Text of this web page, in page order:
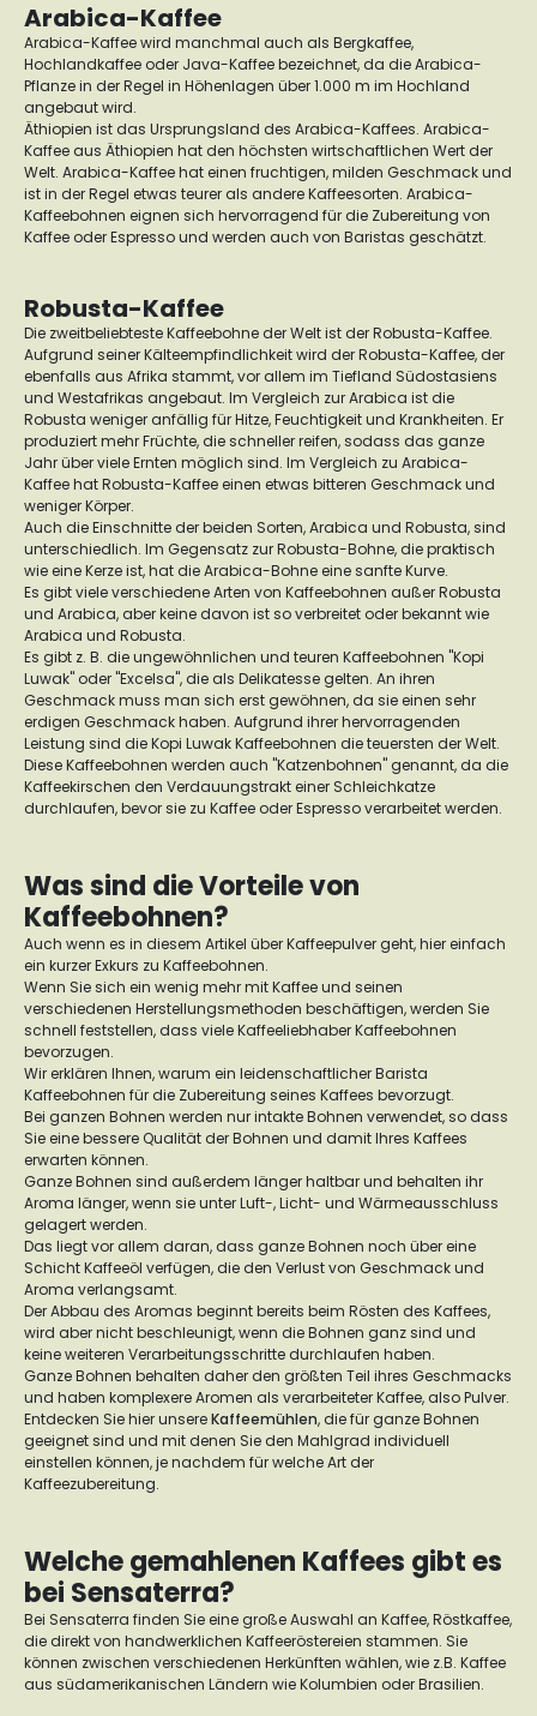
Arabica-Kaffee
Arabica-Kaffee wird manchmal auch als Bergkaffee,
Hochlandkaffee oder Java-Kaffee bezeichnet, da die Arabica-
Pflanze in der Regel in Höhenlagen über 1.000 m im Hochland
angebaut wird.
Äthiopien ist das Ursprungsland des Arabica-Kaffees. Arabica-
Kaffee aus Äthiopien hat den höchsten wirtschaftlichen Wert der
Welt. Arabica-Kaffee hat einen fruchtigen, milden Geschmack und
ist in der Regel etwas teurer als andere Kaffeesorten. Arabica-
Kaffeebohnen eignen sich hervorragend für die Zubereitung von
Kaffee oder Espresso und werden auch von Baristas geschätzt.
Robusta-Kaffee
Die zweitbeliebteste Kaffeebohne der Welt ist der Robusta-Kaffee.
Aufgrund seiner Kälteempfindlichkeit wird der Robusta-Kaffee, der
ebenfalls aus Afrika stammt, vor allem im Tiefland Südostasiens
und Westafrikas angebaut. Im Vergleich zur Arabica ist die
Robusta weniger anfällig für Hitze, Feuchtigkeit und Krankheiten. Er
produziert mehr Früchte, die schneller reifen, sodass das ganze
Jahr über viele Ernten möglich sind. Im Vergleich zu Arabica-
Kaffee hat Robusta-Kaffee einen etwas bitteren Geschmack und
weniger Körper.
Auch die Einschnitte der beiden Sorten, Arabica und Robusta, sind
unterschiedlich. Im Gegensatz zur Robusta-Bohne, die praktisch
wie eine Kerze ist, hat die Arabica-Bohne eine sanfte Kurve.
Es gibt viele verschiedene Arten von Kaffeebohnen außer Robusta
und Arabica, aber keine davon ist so verbreitet oder bekannt wie
Arabica und Robusta.
Es gibt z. B. die ungewöhnlichen und teuren Kaffeebohnen "Kopi
Luwak" oder "Excelsa", die als Delikatesse gelten. An ihren
Geschmack muss man sich erst gewöhnen, da sie einen sehr
erdigen Geschmack haben. Aufgrund ihrer hervorragenden
Leistung sind die Kopi Luwak Kaffeebohnen die teuersten der Welt.
Diese Kaffeebohnen werden auch "Katzenbohnen" genannt, da die
Kaffeekirschen den Verdauungstrakt einer Schleichkatze
durchlaufen, bevor sie zu Kaffee oder Espresso verarbeitet werden.
Was sind die Vorteile von
Kaffeebohnen?
Auch wenn es in diesem Artikel über Kaffeepulver geht, hier einfach
ein kurzer Exkurs zu Kaffeebohnen.
Wenn Sie sich ein wenig mehr mit Kaffee und seinen
verschiedenen Herstellungsmethoden beschäftigen, werden Sie
schnell feststellen, dass viele Kaffeeliebhaber Kaffeebohnen
bevorzugen.
Wir erklären Ihnen, warum ein leidenschaftlicher Barista
Kaffeebohnen für die Zubereitung seines Kaffees bevorzugt.
Bei ganzen Bohnen werden nur intakte Bohnen verwendet, so dass
Sie eine bessere Qualität der Bohnen und damit Ihres Kaffees
erwarten können.
Ganze Bohnen sind außerdem länger haltbar und behalten ihr
Aroma länger, wenn sie unter Luft-, Licht- und Wärmeausschluss
gelagert werden.
Das liegt vor allem daran, dass ganze Bohnen noch über eine
Schicht Kaffeeöl verfügen, die den Verlust von Geschmack und
Aroma verlangsamt.
Der Abbau des Aromas beginnt bereits beim Rösten des Kaffees,
wird aber nicht beschleunigt, wenn die Bohnen ganz sind und
keine weiteren Verarbeitungsschritte durchlaufen haben.
Ganze Bohnen behalten daher den größten Teil ihres Geschmacks
und haben komplexere Aromen als verarbeiteter Kaffee, also Pulver.
Entdecken Sie hier unsereKaffeemühlen, die für ganze Bohnen
geeignet sind und mit denen Sie den Mahlgrad individuell
einstellen können, je nachdem für welche Art der
Kaffeezubereitung.
Welche gemahlenen Kaffees gibt es
bei Sensaterra?
Bei Sensaterra finden Sie eine große Auswahl an Kaffee, Röstkaffee,
die direkt von handwerklichen Kaffeeröstereien stammen. Sie
können zwischen verschiedenen Herkünften wählen, wie z.B. Kaffee
aus südamerikanischen Ländern wie Kolumbien oder Brasilien.